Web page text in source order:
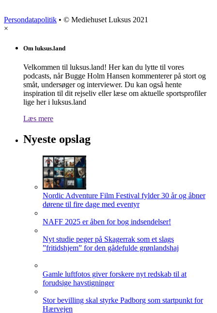
Persondatapolitik • © Mediehuset Luksus 2021
×
Om luksus.land
Velkommen til luksus.land! Her kan du lytte til vores
podcasts, når Bugge Holm Hansen kommenterer på stort og
småt, undersøger og interviewer. Du kan også hente
inspiration til dit rejseliv eller læse om aktuelle sportsprofiler
lige her i luksus.land
Læs mere
Nyeste opslag
Nordic Adventure Film Festival fylder 30 år og åbner
dørene til fire dage med eventyr
NAFF 2025 er åben for bog indsendelser!
Nyt studie peger på Skagerrak som et slags
”fritidshjem” for den gådefulde grønlandshaj
Gamle luftfotos giver forskere nyt redskab til at
forudsige havstigninger
Stor bevilling skal styrke Padborg som startpunkt for
Hærvejen